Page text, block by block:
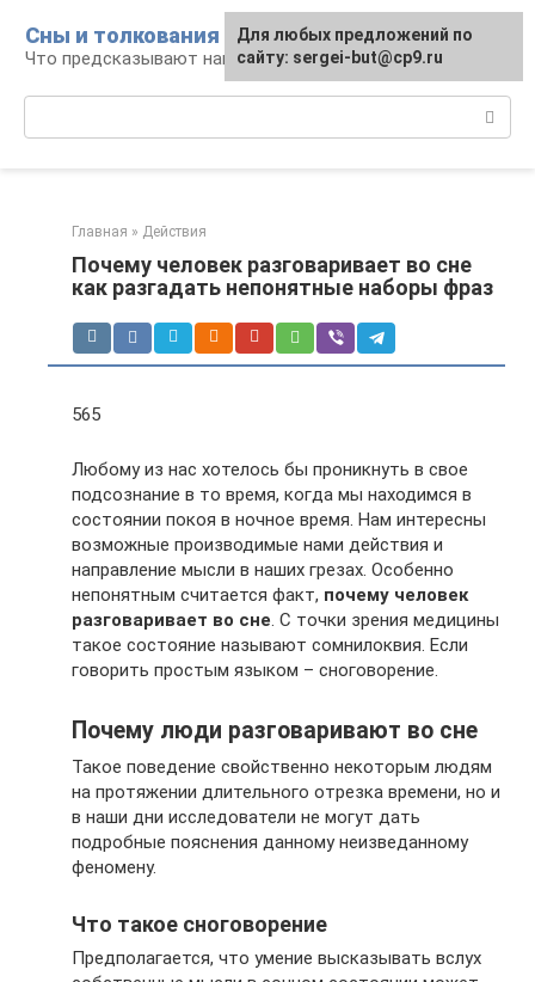
контенту
Сны и толкования
Что предсказывают нам наши сны
Главная » Действия
Почему человек разговаривает во сне
как разгадать непонятные наборы фраз
565
Любому из нас хотелось бы проникнуть в свое
подсознание в то время, когда мы находимся в
состоянии покоя в ночное время. Нам интересны
возможные производимые нами действия и
направление мысли в наших грезах. Особенно
непонятным считается факт, почему человек
разговаривает во сне. С точки зрения медицины
такое состояние называют сомнилоквия. Если
говорить простым языком – сноговорение.
Почему люди разговаривают во сне
Такое поведение свойственно некоторым людям
на протяжении длительного отрезка времени, но и
в наши дни исследователи не могут дать
подробные пояснения данному неизведанному
феномену.
Что такое сноговорение
Предполагается, что умение высказывать вслух
Для любых предложений по
сайту: sergei-but@cp9.ru